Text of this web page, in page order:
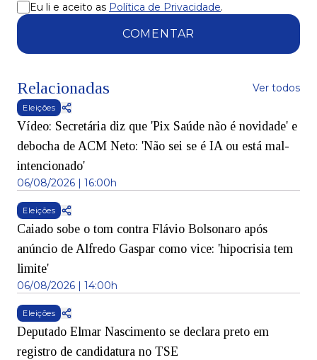
Eu li e aceito as Política de Privacidade.
COMENTAR
Relacionadas Ver todos
Eleições
Vídeo: Secretária diz que 'Pix Saúde não é novidade' e
debocha de ACM Neto: 'Não sei se é IA ou está mal-
intencionado'
06/08/2026 | 16:00h
Eleições
Caiado sobe o tom contra Flávio Bolsonaro após
anúncio de Alfredo Gaspar como vice: 'hipocrisia tem
limite'
06/08/2026 | 14:00h
Eleições
Deputado Elmar Nascimento se declara preto em
registro de candidatura no TSE